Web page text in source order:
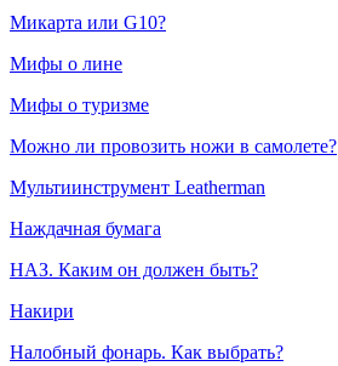
Микарта или G10?
Мифы о лине
Мифы о туризме
Можно ли провозить ножи в самолете?
Мультиинструмент Leatherman
Наждачная бумага
НАЗ. Каким он должен быть?
Накири
Налобный фонарь. Как выбрать?